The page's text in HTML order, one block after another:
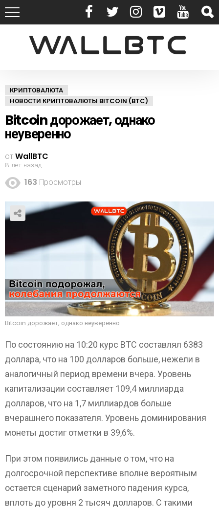
КРИПТОВАЛЮТА
НОВОСТИ КРИПТОВАЛЮТЫ BITCOIN (BTC)
Bitcoin дорожает, однако
неуверенно
отWallBTC
8 лет назад
163 Просмотры
Bitcoin дорожает, однако неуверенно
По состоянию на 10:20 курс BTC составлял 6383
доллара, что на 100 долларов больше, нежели в
аналогичный период времени вчера. Уровень
капитализации составляет 109,4 миллиарда
долларов, что на 1,7 миллиардов больше
вчерашнего показателя. Уровень доминирования
монеты достиг отметки в 39,6%.
При этом появились данные о том, что на
долгосрочной перспективе вполне вероятным
остается сценарий заметного падения курса,
вплоть до уровня 2 тысяч долларов. С такими